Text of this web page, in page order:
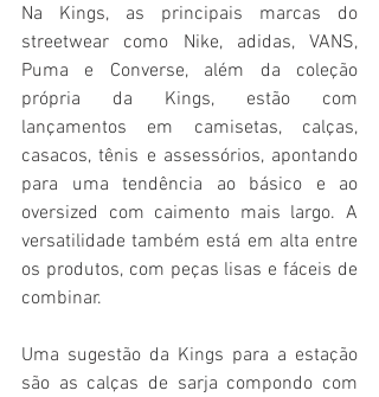
Na Kings, as principais marcas do
streetwear como Nike, adidas, VANS,
Puma e Converse, além da coleção
própria da Kings, estão com
lançamentos em camisetas, calças,
casacos, tênis e assessórios, apontando
para uma tendência ao básico e ao
oversized com caimento mais largo. A
versatilidade também está em alta entre
os produtos, com peças lisas e fáceis de
combinar.
Uma sugestão da Kings para a estação
são as calças de sarja compondo com